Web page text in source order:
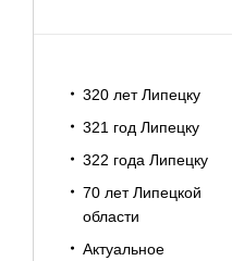
320 лет Липецку
321 год Липецку
322 года Липецку
70 лет Липецкой
области
Актуальное